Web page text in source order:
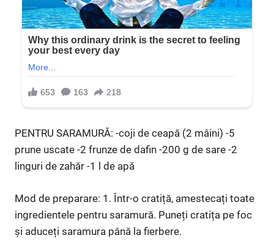
PENTRU SARAMURĂ: -coji de ceapă (2 mâini) -5
prune uscate -2 frunze de dafin -200 g de sare -2
linguri de zahăr -1 l de apă
Mod de preparare: 1. Într-o cratiță, amestecați toate
ingredientele pentru saramură. Puneți cratița pe foc
și aduceți saramura până la fierbere.